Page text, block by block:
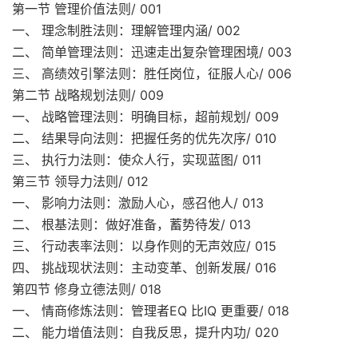
第一节 管理价值法则/ 001
一、 理念制胜法则：理解管理内涵/ 002
二、 简单管理法则：迅速走出复杂管理困境/ 003
三、 高绩效引擎法则：胜任岗位，征服人心/ 006
第二节 战略规划法则/ 009
一、 战略管理法则：明确目标，超前规划/ 009
二、 结果导向法则：把握任务的优先次序/ 010
三、 执行力法则：使众人行，实现蓝图/ 011
第三节 领导力法则/ 012
一、 影响力法则：激励人心，感召他人/ 013
二、 根基法则：做好准备，蓄势待发/ 013
三、 行动表率法则：以身作则的无声效应/ 015
四、 挑战现状法则：主动变革、创新发展/ 016
第四节 修身立德法则/ 018
一、 情商修炼法则：管理者EQ 比IQ 更重要/ 018
二、 能力增值法则：自我反思，提升内功/ 020